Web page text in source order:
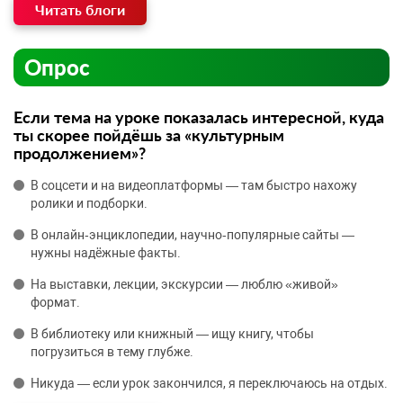
Читать блоги
Опрос
Если тема на уроке показалась интересной, куда
ты скорее пойдёшь за «культурным
продолжением»?
В соцсети и на видеоплатформы — там быстро нахожу
ролики и подборки.
В онлайн‑энциклопедии, научно‑популярные сайты —
нужны надёжные факты.
На выставки, лекции, экскурсии — люблю «живой»
формат.
В библиотеку или книжный — ищу книгу, чтобы
погрузиться в тему глубже.
Никуда — если урок закончился, я переключаюсь на отдых.